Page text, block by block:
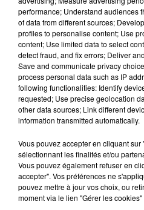
dans
Jeux
Gagnez
Gagnez
performance; Understand audiences
of data from different sources;
profiles to personalise content; Use
content; Use limited data to select
detect fraud, and fix errors; Deliver
Save and communicate privacy
process personal data such as IP
following functionalities: Identify
requested; Use precise geolocation
other data sources; Link different
information transmitted automatically.
Vous pouvez accepter en cliquant
sélectionnant les finalités et/ou
Vous pouvez également refuser en
accepter". Vos préférences ne
pouvez mettre à jour vos choix, ou
moment via le lien "Gérer les